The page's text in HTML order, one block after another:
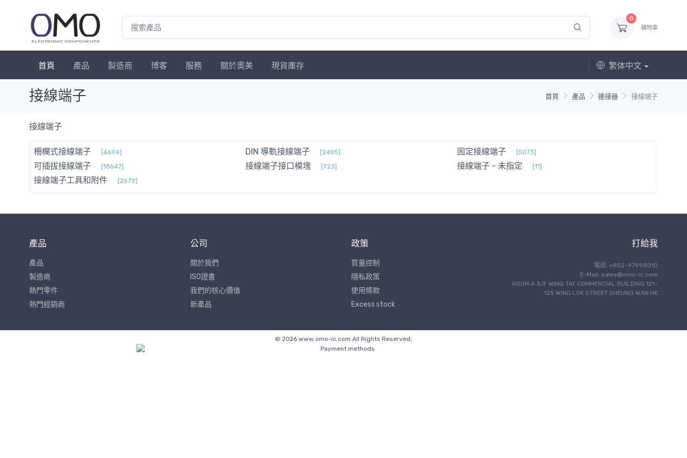
0
購物車
首頁 產品 製造商 博客 服務 關於奧美 現貨庫存 繁体中文
首頁 產品 連接器 接線端子
接線端子
接線端子
柵欄式接線端子 [4694] DIN 導軌接線端子 [2495] 固定接線端子 [5073]
可插拔接線端子 [18647] 接線端子接口模塊 [723] 接線端子 - 未指定 [11]
接線端子工具和附件 [2679]
產品
產品
製造商
熱門零件
熱門經銷商
公司
關於我們
ISO證書
我們的核心價值
新產品
政策
質量控制
隱私政策
使用條款
Excess stock
打給我
電話: +852-97998010
E-Mail: sales@omo-ic.com
ROOM A 3/F WING TAT COMMERCIAL BUILDING 121-
125 WING LOK STREET SHEUNG WAN HK
© 2026 www.omo-ic.com All Rights Reserved;